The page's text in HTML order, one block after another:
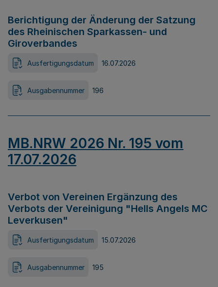
Berichtigung der Änderung der Satzung
des Rheinischen Sparkassen- und
Giroverbandes
Ausfertigungsdatum 16.07.2026
Ausgabennummer 196
MB.NRW 2026 Nr. 195 vom
17.07.2026
Verbot von Vereinen Ergänzung des
Verbots der Vereinigung "Hells Angels MC
Leverkusen"
Ausfertigungsdatum 15.07.2026
Ausgabennummer 195